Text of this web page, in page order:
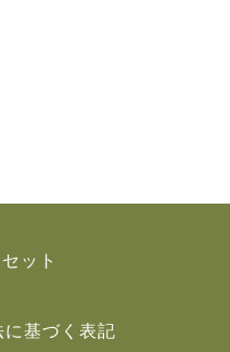
ット
基づく表記